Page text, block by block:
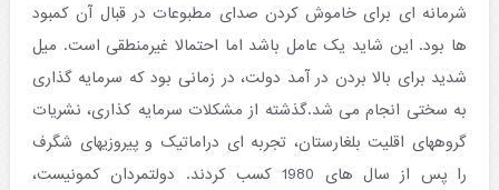
شرمانه ای برای خاموش کردن صدای مطبوعات در قبال آن کمبود
ها بود. این شاید یک عامل باشد اما احتمالا غیرمنطقی است. میل
شدید برای بالا بردن در آمد دولت، در زمانی بود که سرمایه گذاری
به سختی انجام می شد.گذشته از مشکلات سرمایه کذاری، نشریات
گروههای اقلیت بلغارستان، تجربه ای دراماتیک و پیروزیهای شگرف
را پس از سال های 1980 کسب کردند. دولتمردان کمونیست،